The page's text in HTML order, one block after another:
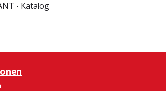
- Katalog